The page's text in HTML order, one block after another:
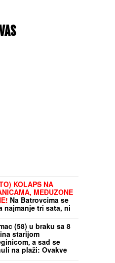
KOLAPS NA
MEĐUZONE
Na Batrovcima se
najmanje tri sata, ni
prelazima nije
Nadležni izdali
UPOZORENJE za
(58) u braku sa 8
starijom
a sad se
na plaži: Ovakve
niste videli,